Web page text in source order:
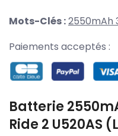
Mots-Clés :2550mAh
Paiements acceptés :
Batterie
Ride 2 U520AS